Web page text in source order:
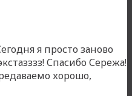
я просто заново
Спасибо Сережа!
хорошо,